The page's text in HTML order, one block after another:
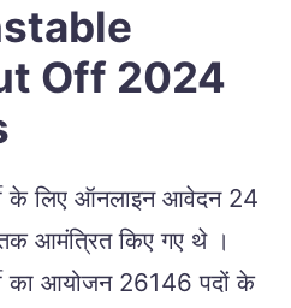
Off 2024
के लिए ऑनलाइन आवेदन 24
आमंत्रित किए गए थे ।
का आयोजन 26146 पदों के